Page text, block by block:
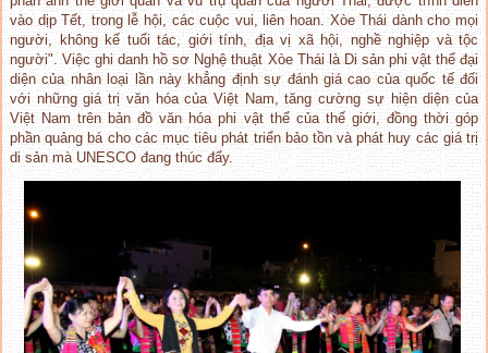
vào dịp Tết, trong lễ hội, các cuộc vui, liên hoan. Xòe Thái dành cho mọi
người, không kể tuổi tác, giới tính, địa vị xã hội, nghề nghiệp và tộc
người". Việc ghi danh hồ sơ Nghệ thuật Xòe Thái là Di sản phi vật thể đại
diện của nhân loại lần này khẳng định sự đánh giá cao của quốc tế đối
với những giá trị văn hóa của Việt Nam, tăng cường sự hiện diện của
Việt Nam trên bản đồ văn hóa phi vật thể của thế giới, đồng thời góp
phần quảng bá cho các mục tiêu phát triển bảo tồn và phát huy các giá trị
di sản mà UNESCO đang thúc đẩy.